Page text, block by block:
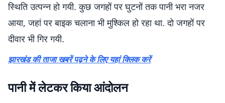
स्थिति उत्पन्न हो गयी. कुछ जगहों पर घुटनों तक पानी भरा नजर
आया, जहां पर बाइक चलाना भी मुश्किल हो रहा था. दो जगहों पर
दीवार भी गिर गयी.
झारखंड की ताजा खबरें पढ़ने के लिए यहां क्लिक करें
पानी में लेटकर किया आंदोलन